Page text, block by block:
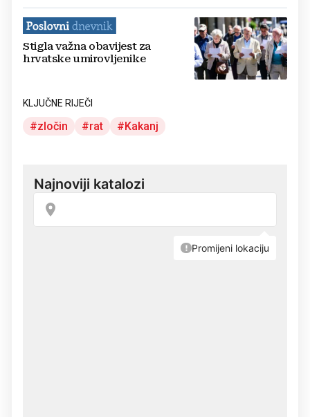
Stigla važna obavijest za
hrvatske umirovljenike
KLJUČNE RIJEČI
zločin rat Kakanj